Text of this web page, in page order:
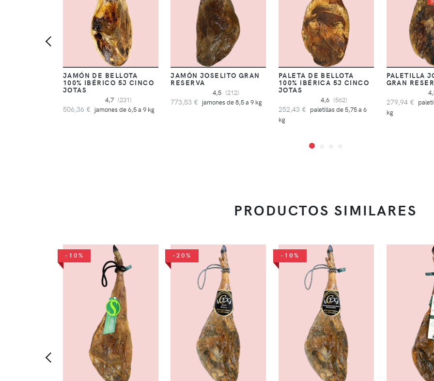
JAMÓN DE BELLOTA
100% IBÉRICO 5J CINCO
JOTAS
4,7 (231)
506,36 € jamones de 6,5 a 9 kg
JAMÓN JOSELITO GRAN
RESERVA
4,5 (212)
773,53 € jamones de 8,5 a 9 kg
PALETA DE BELLOTA
100% IBÉRICA 5J CINCO
JOTAS
4,6 (562)
252,43 € paletillas de 5,75 a 6
kg
PALETILLA
GRAN
279,94 €
kg
PRODUCTOS SIMILARES
-10% -20% -10%